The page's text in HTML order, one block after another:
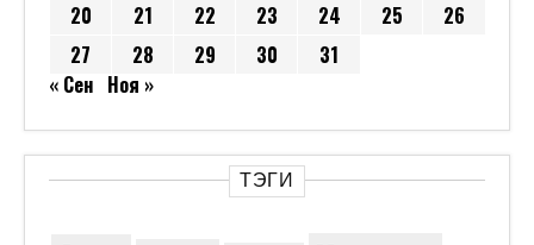
20
21 22 23 24 25
26
27
28 29 30
31
« Сен Ноя »
ТЭГИ